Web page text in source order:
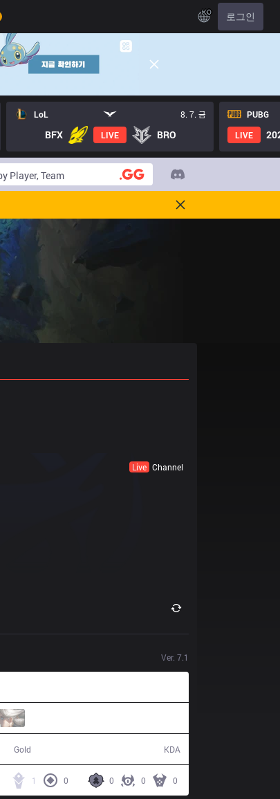
KO 로그인
LoL 8. 7. 금
BFX LIVE BRO
PUBG
LIVE
Live Channel
Ver. 7.1
Gold KDA
0 0 0
1 0